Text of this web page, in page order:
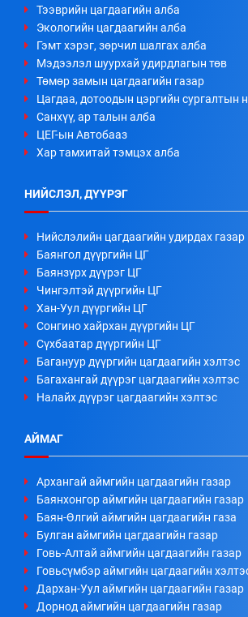
Тээврийн цагдаагийн алба
Экологийн цагдаагийн алба
Гэмт хэрэг, зөрчил шалгах алба
Мэдээлэл шуурхай удирдлагын төв
Төмөр замын цагдаагийн газар
Цагдаа, дотоодын цэргийн сургалтын
Санхүү, ар талын алба
ЦЕГ-ын Автобааз
Хар тамхитай тэмцэх алба
НИЙСЛЭЛ, ДҮҮРЭГ
Нийслэлийн цагдаагийн удирдах газар
Баянгол дүүргийн ЦГ
Баянзүрх дүүрэг ЦГ
Чингэлтэй дүүргийн ЦГ
Хан-Уул дүүргийн ЦГ
Сонгино хайрхан дүүргийн ЦГ
Сүхбаатар дүүргийн ЦГ
Багануур дүүргийн цагдаагийн хэлтэс
Багахангай дүүрэг цагдаагийн хэлтэс
Налайх дүүрэг цагдаагийн хэлтэс
АЙМАГ
Архангай аймгийн цагдаагийн газар
Баянхонгор аймгийн цагдаагийн газар
Баян-Өлгий аймгийн цагдаагийн газа
Булган аймгийн цагдаагийн газар
Говь-Алтай аймгийн цагдаагийн газар
Говьсүмбэр аймгийн цагдаагийн
Дархан-Уул аймгийн цагдаагийн газар
Дорнод аймгийн цагдаагийн газар